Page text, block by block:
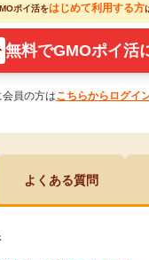
ポイ活をはじめて利用する方
無料でGMOポイ活
員の方はこちらからログイ
よくある質問